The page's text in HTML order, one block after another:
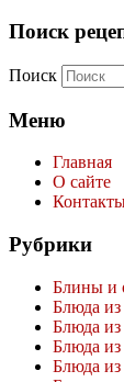
Поиск
Поиск
Меню
Главная
О сайте
Рубрики
Блины и
Блюда
Блюда
Блюда из
Блюда из